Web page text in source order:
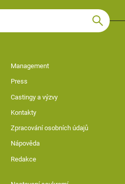
Management
Press
Castingy a výzvy
Kontakty
Zpracování osobních údajů
Nápověda
Redakce